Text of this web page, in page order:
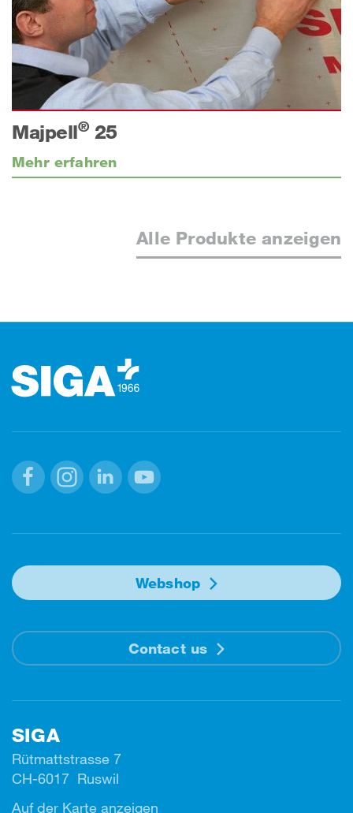
Majpell®25
Mehr erfahren
Alle Produkte anzeigen
Webshop
Contact us
SIGA
Rütmattstrasse 7
CH-6017 Ruswil
Auf der Karte anzeigen